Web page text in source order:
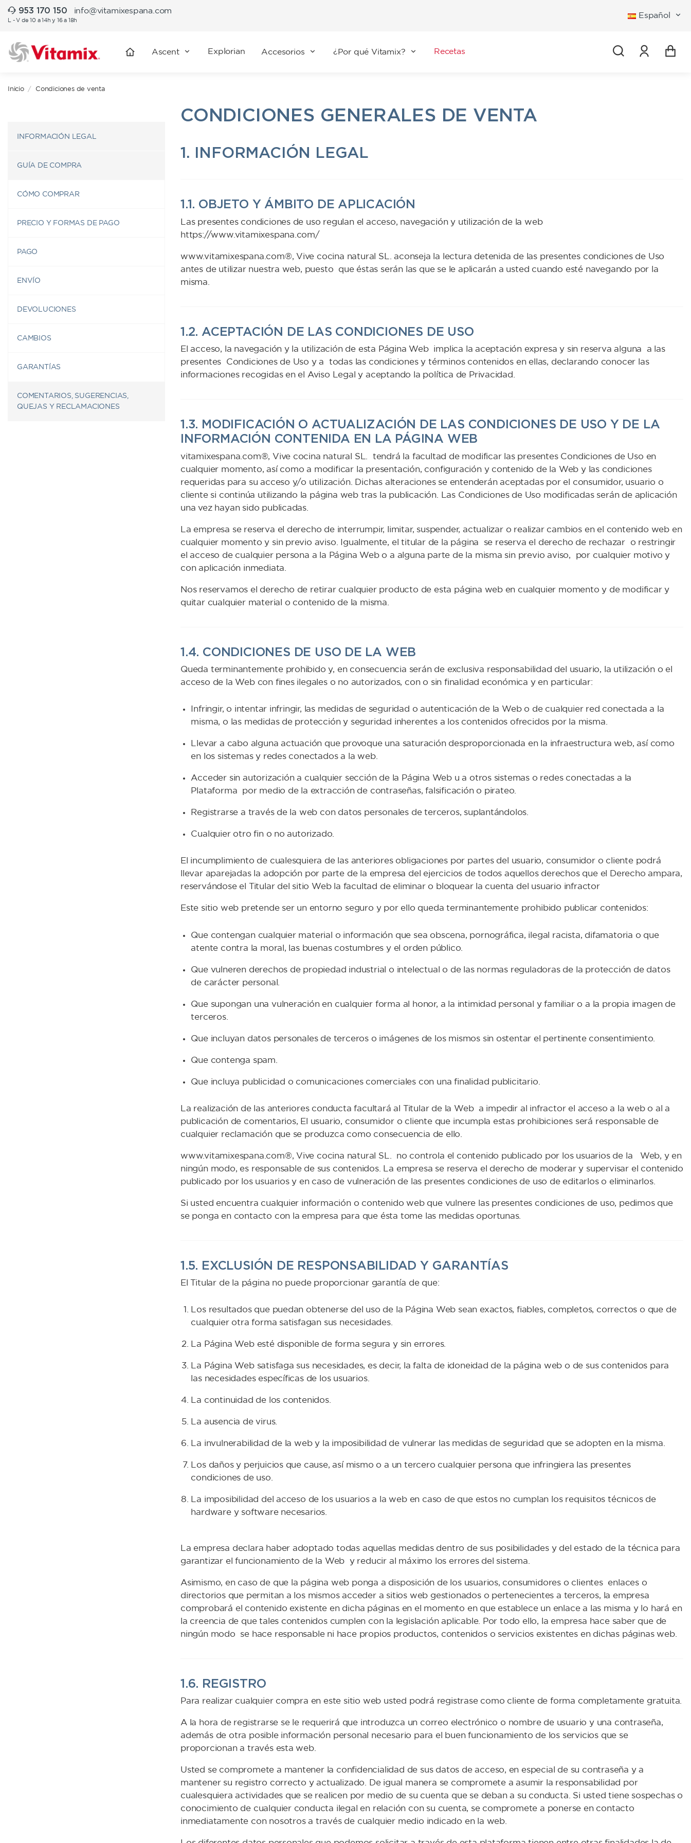
953 170 150 info@vitamixespana.com
L - V de 10 a 14h y 16 a 18h
Español
Ascent Explorian Accesorios ¿Por qué Vitamix? Recetas Iniciar
Inicio Condiciones de venta
INFORMACIÓN LEGAL
GUÍA DE COMPRA
CÓMO COMPRAR
PRECIO Y FORMAS DE PAGO
PAGO
ENVÍO
DEVOLUCIONES
CAMBIOS
GARANTÍAS
COMENTARIOS, SUGERENCIAS,
QUEJAS Y RECLAMACIONES
CONDICIONES GENERALES DE VENTA
1. INFORMACIÓN LEGAL
1.1. OBJETO Y ÁMBITO DE APLICACIÓN
Las presentes condiciones de uso regulan el acceso, navegación y utilización de la web
https://www.vitamixespana.com/
www.vitamixespana.com®, Vive cocina natural SL. aconseja la lectura detenida de las presentes condiciones de Uso
antes de utilizar nuestra web, puesto que éstas serán las que se le aplicarán a usted cuando esté navegando por la
misma.
1.2. ACEPTACIÓN DE LAS CONDICIONES DE USO
El acceso, la navegación y la utilización de esta Página Web implica la aceptación expresa y sin reserva alguna a las
presentes Condiciones de Uso y a todas las condiciones y términos contenidos en ellas, declarando conocer las
informaciones recogidas en el Aviso Legal y aceptando la política de Privacidad.
1.3. MODIFICACIÓN O ACTUALIZACIÓN DE LAS CONDICIONES DE USO Y DE LA
INFORMACIÓN CONTENIDA EN LA PÁGINA WEB
vitamixespana.com®, Vive cocina natural SL. tendrá la facultad de modificar las presentes Condiciones de Uso en
cualquier momento, así como a modificar la presentación, configuración y contenido de la Web y las condiciones
requeridas para su acceso y/o utilización. Dichas alteraciones se entenderán aceptadas por el consumidor, usuario o
cliente si continúa utilizando la página web tras la publicación. Las Condiciones de Uso modificadas serán de aplicación
una vez hayan sido publicadas.
La empresa se reserva el derecho de interrumpir, limitar, suspender, actualizar o realizar cambios en el contenido web en
cualquier momento y sin previo aviso. Igualmente, el titular de la página se reserva el derecho de rechazar o restringir
el acceso de cualquier persona a la Página Web o a alguna parte de la misma sin previo aviso, por cualquier motivo y
con aplicación inmediata.
Nos reservamos el derecho de retirar cualquier producto de esta página web en cualquier momento y de modificar y
quitar cualquier material o contenido de la misma.
1.4. CONDICIONES DE USO DE LA WEB
Queda terminantemente prohibido y, en consecuencia serán de exclusiva responsabilidad del usuario, la utilización o el
acceso de la Web con fines ilegales o no autorizados, con o sin finalidad económica y en particular:
Infringir, o intentar infringir, las medidas de seguridad o autenticación de la Web o de cualquier red conectada a la
misma, o las medidas de protección y seguridad inherentes a los contenidos ofrecidos por la misma.
Llevar a cabo alguna actuación que provoque una saturación desproporcionada en la infraestructura web, así como
en los sistemas y redes conectados a la web.
Acceder sin autorización a cualquier sección de la Página Web u a otros sistemas o redes conectadas a la
Plataforma por medio de la extracción de contraseñas, falsificación o pirateo.
Registrarse a través de la web con datos personales de terceros, suplantándolos.
Cualquier otro fin o no autorizado.
El incumplimiento de cualesquiera de las anteriores obligaciones por partes del usuario, consumidor o cliente podrá
llevar aparejadas la adopción por parte de la empresa del ejercicios de todos aquellos derechos que el Derecho ampara,
reservándose el Titular del sitio Web la facultad de eliminar o bloquear la cuenta del usuario infractor
Este sitio web pretende ser un entorno seguro y por ello queda terminantemente prohibido publicar contenidos:
Que contengan cualquier material o información que sea obscena, pornográfica, ilegal racista, difamatoria o que
atente contra la moral, las buenas costumbres y el orden público.
Que vulneren derechos de propiedad industrial o intelectual o de las normas reguladoras de la protección de datos
de carácter personal.
Que supongan una vulneración en cualquier forma al honor, a la intimidad personal y familiar o a la propia imagen de
terceros.
Que incluyan datos personales de terceros o imágenes de los mismos sin ostentar el pertinente consentimiento.
Que contenga spam.
Que incluya publicidad o comunicaciones comerciales con una finalidad publicitario.
La realización de las anteriores conducta facultará al Titular de la Web a impedir al infractor el acceso a la web o al a
publicación de comentarios, El usuario, consumidor o cliente que incumpla estas prohibiciones será responsable de
cualquier reclamación que se produzca como consecuencia de ello.
www.vitamixespana.com®, Vive cocina natural SL. no controla el contenido publicado por los usuarios de la Web, y en
ningún modo, es responsable de sus contenidos. La empresa se reserva el derecho de moderar y supervisar el contenido
publicado por los usuarios y en caso de vulneración de las presentes condiciones de uso de editarlos o eliminarlos.
Si usted encuentra cualquier información o contenido web que vulnere las presentes condiciones de uso, pedimos que
se ponga en contacto con la empresa para que ésta tome las medidas oportunas.
1.5. EXCLUSIÓN DE RESPONSABILIDAD Y GARANTÍAS
El Titular de la página no puede proporcionar garantía de que:
Los resultados que puedan obtenerse del uso de la Página Web sean exactos, fiables, completos, correctos o que de
cualquier otra forma satisfagan sus necesidades.
La Página Web esté disponible de forma segura y sin errores.
La Página Web satisfaga sus necesidades, es decir, la falta de idoneidad de la página web o de sus contenidos para
las necesidades específicas de los usuarios.
La continuidad de los contenidos.
La ausencia de virus.
La invulnerabilidad de la web y la imposibilidad de vulnerar las medidas de seguridad que se adopten en la misma.
Los daños y perjuicios que cause, así mismo o a un tercero cualquier persona que infringiera las presentes
condiciones de uso.
La imposibilidad del acceso de los usuarios a la web en caso de que estos no cumplan los requisitos técnicos de
hardware y software necesarios.
La empresa declara haber adoptado todas aquellas medidas dentro de sus posibilidades y del estado de la técnica para
garantizar el funcionamiento de la Web y reducir al máximo los errores del sistema.
Asimismo, en caso de que la página web ponga a disposición de los usuarios, consumidores o clientes enlaces o
directorios que permitan a los mismos acceder a sitios web gestionados o pertenecientes a terceros, la empresa
comprobará el contenido existente en dicha páginas en el momento en que establece un enlace a las misma y lo hará en
la creencia de que tales contenidos cumplen con la legislación aplicable. Por todo ello, la empresa hace saber que de
ningún modo se hace responsable ni hace propios productos, contenidos o servicios existentes en dichas páginas web.
1.6. REGISTRO
Para realizar cualquier compra en este sitio web usted podrá registrase como cliente de forma completamente gratuita.
A la hora de registrarse se le requerirá que introduzca un correo electrónico o nombre de usuario y una contraseña,
además de otra posible información personal necesario para el buen funcionamiento de los servicios que se
proporcionan a través esta web.
Usted se compromete a mantener la confidencialidad de sus datos de acceso, en especial de su contraseña y a
mantener su registro correcto y actualizado. De igual manera se compromete a asumir la responsabilidad por
cualesquiera actividades que se realicen por medio de su cuenta que se deban a su conducta. Si usted tiene sospechas o
conocimiento de cualquier conducta ilegal en relación con su cuenta, se compromete a ponerse en contacto
inmediatamente con nosotros a través de cualquier medio indicado en la web.